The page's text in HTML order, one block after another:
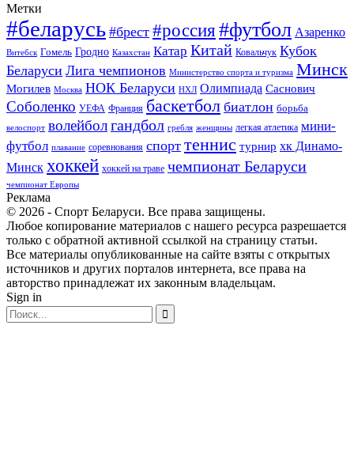
Метки
#беларусь #брест #россия#футбол Азаренко
Витебск Гомель Гродно Казахстан Катар Китай Ковальчук Кубок
Беларуси Лига чемпионов Министерство спорта и туризма Минск
Могилев Москва НОК Беларуси НХЛ Олимпиада Саснович
Соболенко УЕФА Франция баскетбол биатлон борьба
велоспорт волейболгандбол гребля женщины легкая атлетика мини-
футбол плавание соревнования спорт теннис турнир хк Динамо-
Минск хоккей хоккей на траве чемпионат Беларуси
чемпионат Европы
Реклама
© 2026 - Спорт Беларуси. Все права защищены.
Любое копирование материалов с нашего ресурса разрешается
только с обратной активной ссылкой на страницу статьи.
Все материалы опубликованные на сайте взяты с открытых
источников и других порталов интернета, все права на
авторство принадлежат их законным владельцам.
Sign in